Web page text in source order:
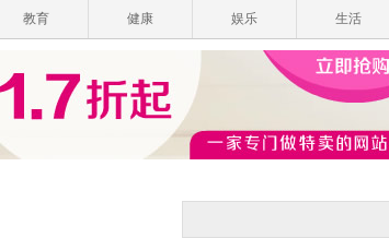
教育 健康 娱乐 生活